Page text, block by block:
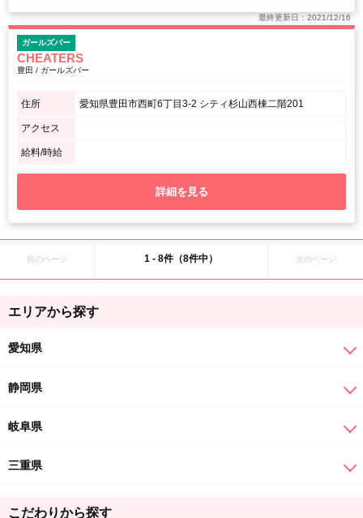
最終更新日：2021/12/16
ガールズバー
CHEATERS
豊田 / ガールズバー
住所 愛知県豊田市西町6丁目3-2 シティ杉山西棟二階201
アクセス
給料/時給
詳細を見る
前のページ 1 - 8件（8件中） 次のページ
エリアから探す
愛知県
静岡県
岐阜県
三重県
こだわりから探す